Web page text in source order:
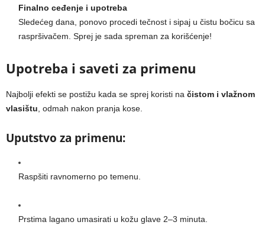
Finalno ceđenje i upotreba
Sledećeg dana, ponovo procedi tečnost i sipaj u čistu bočicu sa
raspršivačem. Sprej je sada spreman za korišćenje!
Upotreba i saveti za primenu
Najbolji efekti se postižu kada se sprej koristi na čistom i vlažnom
vlasištu, odmah nakon pranja kose.
Uputstvo za primenu:
Raspšiti ravnomerno po temenu.
Prstima lagano umasirati u kožu glave 2–3 minuta.